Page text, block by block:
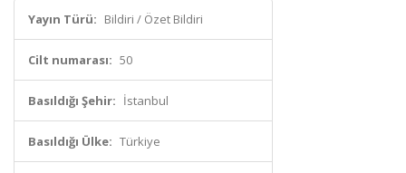
Yayın Türü: Bildiri / Özet Bildiri
Cilt numarası: 50
Basıldığı Şehir: İstanbul
Basıldığı Ülke: Türkiye